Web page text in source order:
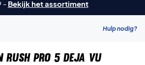
- Bekijk het assortiment
Hulp nodig?
Rush Pro 5 Deja Vu